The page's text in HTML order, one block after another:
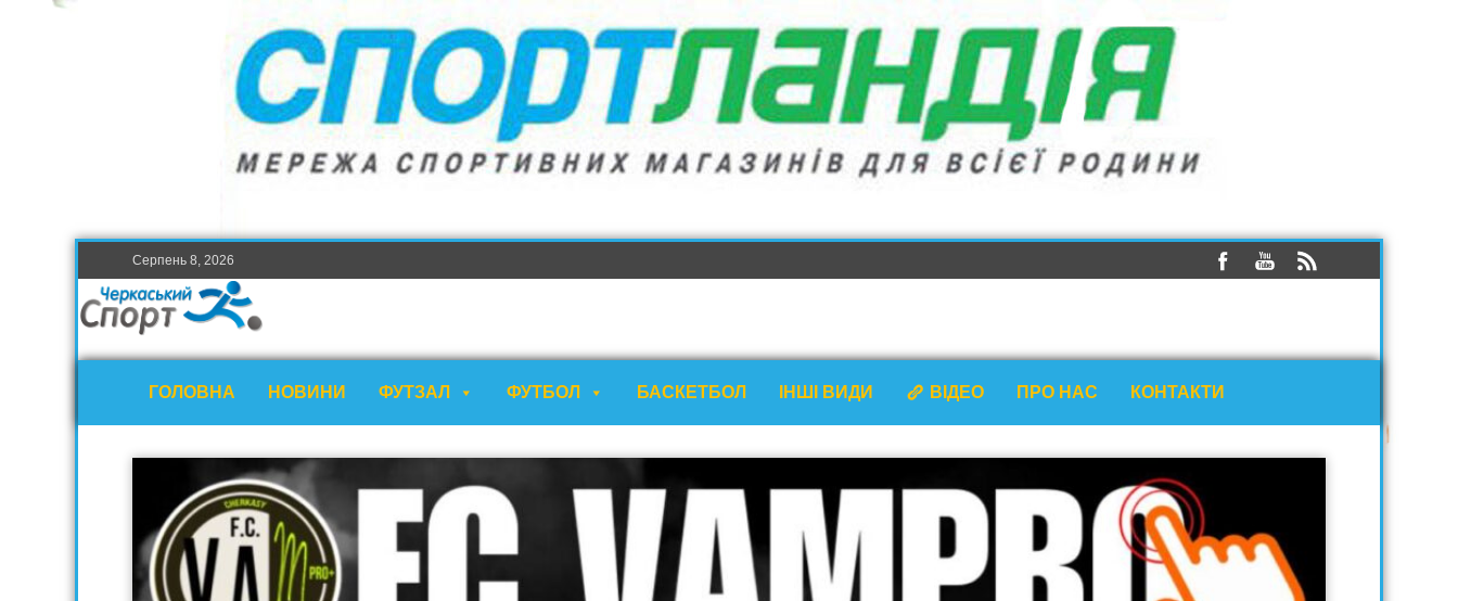
Серпень 8, 2026
ГОЛОВНА НОВИНИ ФУТЗАЛ ФУТБОЛ БАСКЕТБОЛ ІНШІ ВИДИ ВІДЕО ПРО НАС КОНТАКТИ